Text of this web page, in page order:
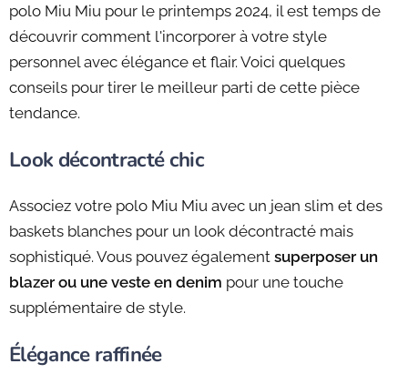
polo Miu Miu pour le printemps 2024, il est temps de
découvrir comment l'incorporer à votre style
personnel avec élégance et flair. Voici quelques
conseils pour tirer le meilleur parti de cette pièce
tendance.
Look décontracté chic
Associez votre polo Miu Miu avec un jean slim et des
baskets blanches pour un look décontracté mais
sophistiqué. Vous pouvez également superposer un
blazer ou une veste en denim pour une touche
supplémentaire de style.
Élégance raffinée